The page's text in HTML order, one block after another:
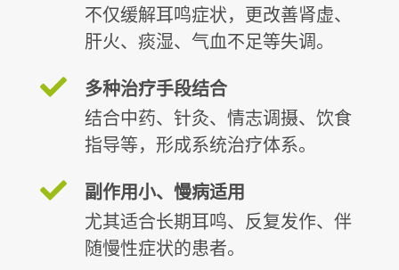
不仅缓解耳鸣症状，更改善肾虚、
肝火、痰湿、气血不足等失调。
多种治疗手段结合
结合中药、针灸、情志调摄、饮食
指导等，形成系统治疗体系。
副作用小、慢病适用
尤其适合长期耳鸣、反复发作、伴
随慢性症状的患者。